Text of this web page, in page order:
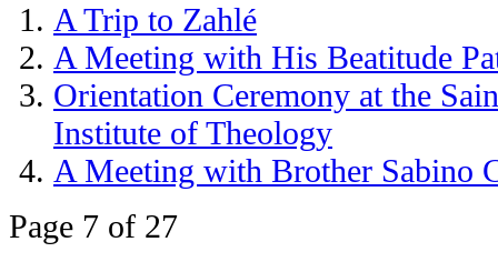
A Trip to Zahlé
A Meeting with His Beatitude
Orientation Ceremony at the
Institute of Theology
A Meeting with Brother Sabino
Page 7 of 27